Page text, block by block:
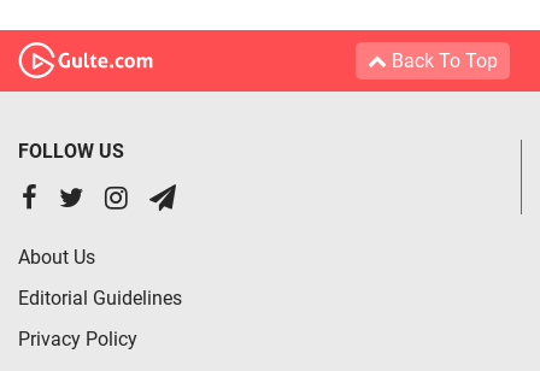
Back To Top
FOLLOW US
About Us
Editorial Guidelines
Privacy Policy